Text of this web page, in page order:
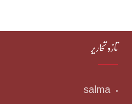
تازہ تحاریر
salma